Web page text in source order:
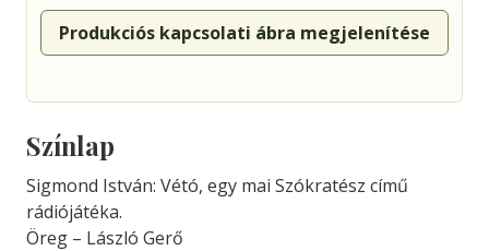
Produkciós kapcsolati ábra megjelenítése
Színlap
Sigmond István: Vétó, egy mai Szókratész című
rádiójátéka.
Öreg – László Gerő